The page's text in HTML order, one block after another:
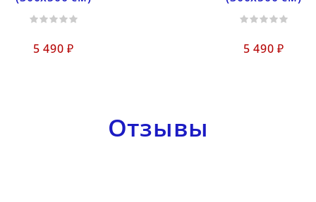
5 490 ₽ 5 490 ₽
Отзывы